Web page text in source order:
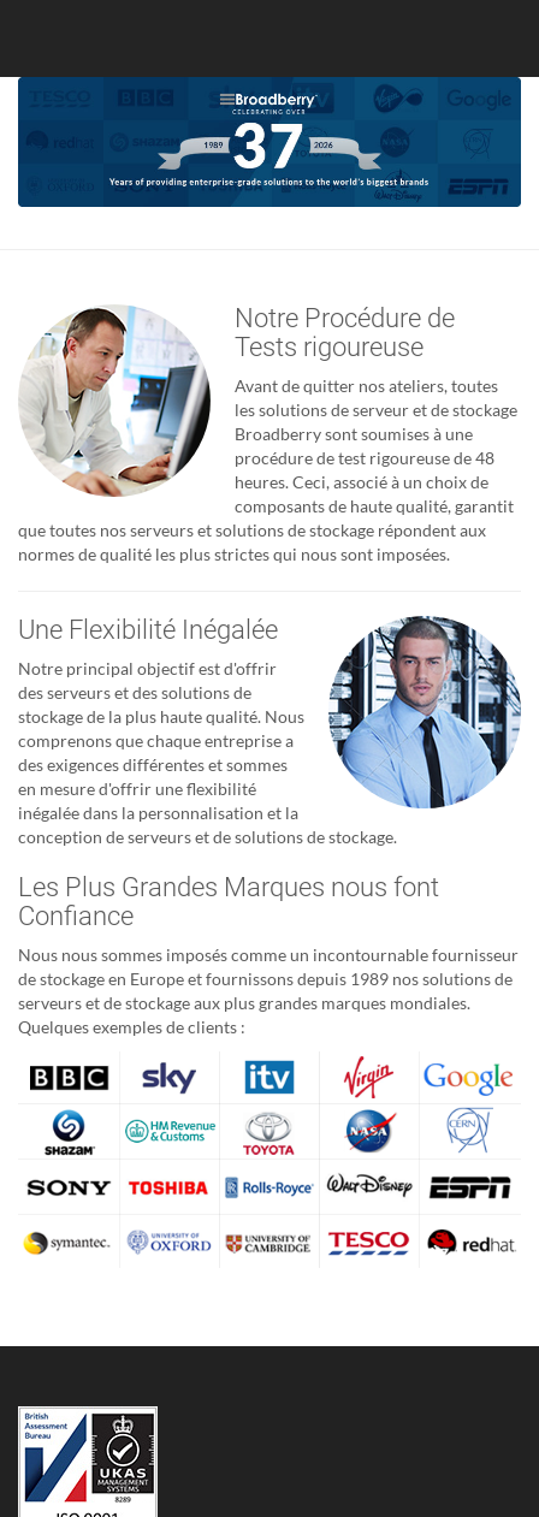
Notre Procédure de
Tests rigoureuse
Avant de quitter nos ateliers, toutes
les solutions de serveur et de stockage
Broadberry sont soumises à une
procédure de test rigoureuse de 48
heures. Ceci, associé à un choix de
composants de haute qualité, garantit
que toutes nos serveurs et solutions de stockage répondent aux
normes de qualité les plus strictes qui nous sont imposées.
Une Flexibilité Inégalée
Notre principal objectif est d'offrir
des serveurs et des solutions de
stockage de la plus haute qualité. Nous
comprenons que chaque entreprise a
des exigences différentes et sommes
en mesure d'offrir une flexibilité
inégalée dans la personnalisation et la
conception de serveurs et de solutions de stockage.
Les Plus Grandes Marques nous font
Confiance
Nous nous sommes imposés comme un incontournable fournisseur
de stockage en Europe et fournissons depuis 1989 nos solutions de
serveurs et de stockage aux plus grandes marques mondiales.
Quelques exemples de clients :